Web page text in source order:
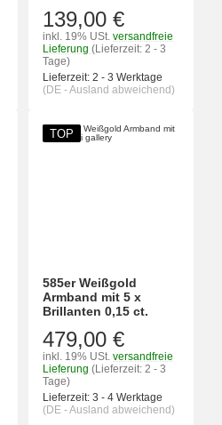
139,00 €
inkl. 19% USt. versandfreie
Lieferung (Lieferzeit: 2 - 3
Tage)
Lieferzeit: 2 - 3 Werktage
(DE - Ausland abweichend)
TOP
585er Weißgold
Armband mit 5 x
Brillanten 0,15 ct.
479,00 €
inkl. 19% USt. versandfreie
Lieferung (Lieferzeit: 2 - 3
Tage)
Lieferzeit: 3 - 4 Werktage
(DE - Ausland abweichend)